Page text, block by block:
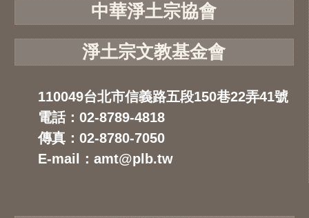
中華淨土宗協會
淨土宗文教基金會
110049台北市信義路五段150巷22弄41號
電話：02-8789-4818
傳真：02-8780-7050
E-mail：amt@plb.tw